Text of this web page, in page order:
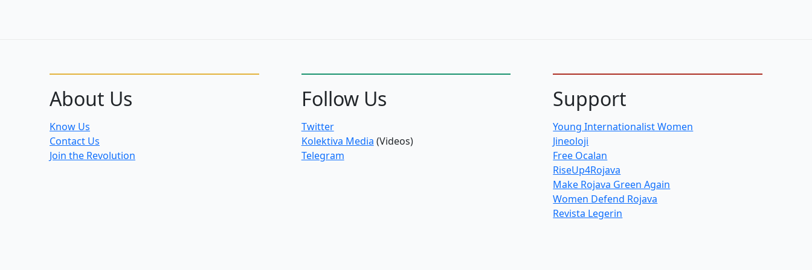
About Us
Know Us
Contact Us
Join the Revolution
Follow Us
Twitter
Kolektiva Media (Videos)
Telegram
Support
Young Internationalist Women
Jineoloji
Free Ocalan
RiseUp4Rojava
Make Rojava Green Again
Women Defend Rojava
Revista Legerin